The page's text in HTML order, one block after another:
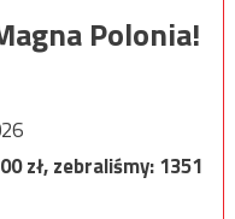
Polonia!
zł, zebraliśmy:1351